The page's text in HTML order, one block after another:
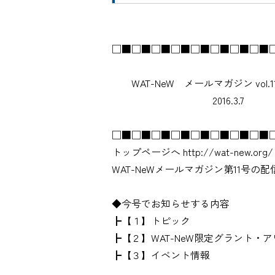
WAT-NeW メールマガジン
2016.3.7
トップページへ http://wat-new.org/
WAT-NeWメールマガジン第11号の配
◆今号でお知らせする内容
┣【１】トピック
┣【２】WAT-NeW限定グラント・
┣【３】イベント情報